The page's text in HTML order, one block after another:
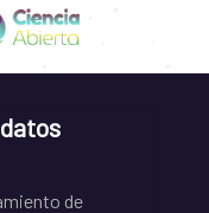
de